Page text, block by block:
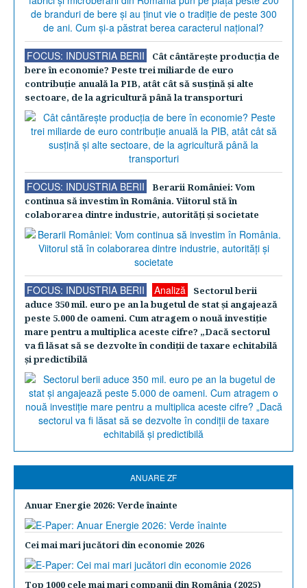
FOCUS: INDUSTRIA BERII
Cât cântăreşte producţia de
bere în economie? Peste trei miliarde de euro
contribuţie anuală la PIB, atât cât să susţină şi alte
sectoare, de la agricultură până la transporturi
FOCUS: INDUSTRIA BERII
Berarii României: Vom
continua să investim în România. Viitorul stă în
colaborarea dintre industrie, autorităţi şi societate
FOCUS: INDUSTRIA BERII Analiză
Sectorul berii
aduce 350 mil. euro pe an la bugetul de stat şi angajează
peste 5.000 de oameni. Cum atragem o nouă investiţie
mare pentru a multiplica aceste cifre? „Dacă sectorul
va fi lăsat să se dezvolte în condiţii de taxare echitabilă
şi predictibilă
ANUARE ZF
Anuar Energie 2026: Verde înainte
Cei mai mari jucători din economie 2026
Top 1000 cele mai mari companii din România (2025)